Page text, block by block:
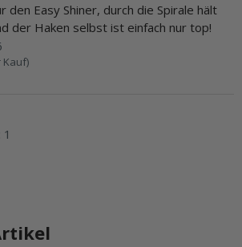
den Easy Shiner, durch die Spirale hält
der Haken selbst ist einfach nur top!